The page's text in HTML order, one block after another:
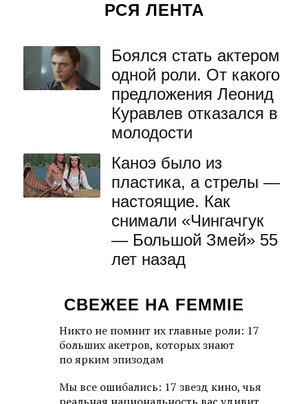
РСЯ ЛЕНТА
Боялся стать актером
одной роли. От какого
предложения Леонид
Куравлев отказался в
молодости
Каноэ было из
пластика, а стрелы —
настоящие. Как
снимали «Чингачгук
— Большой Змей» 55
лет назад
СВЕЖЕЕ НА FEMMIE
Никто не помнит их главные роли: 17
больших акетров, которых знают
по ярким эпизодам
Мы все ошибались: 17 звезд кино, чья